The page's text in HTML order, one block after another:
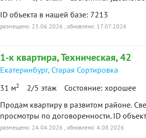
районы города очень быстрый. Звоните,
ID объекта в нашей базе: 7213
размещено: 25.06.2026 , обновлено: 17.07.2026
1-к квартира, Техническая, 42
Екатеринбург, Старая Сортировка
31 м2 2/5 этаж Состояние: хорошее
Продам квартиру в развитом районе.
просмотры по договоренности. ID
размещено: 24.04.2026 , обновлено: 4.08.2026